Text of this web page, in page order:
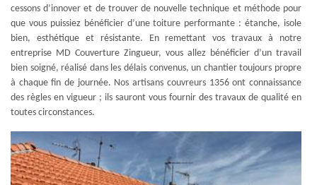
cessons d’innover et de trouver de nouvelle technique et méthode pour
que vous puissiez bénéficier d’une toiture performante : étanche, isole
bien, esthétique et résistante. En remettant vos travaux à notre
entreprise MD Couverture Zingueur, vous allez bénéficier d’un travail
bien soigné, réalisé dans les délais convenus, un chantier toujours propre
à chaque fin de journée. Nos artisans couvreurs 1356 ont connaissance
des règles en vigueur ; ils sauront vous fournir des travaux de qualité en
toutes circonstances.